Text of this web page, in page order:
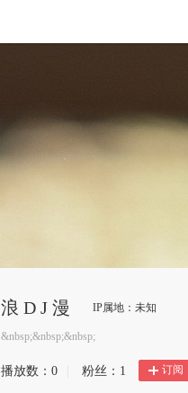
浪 D J 漫 IP属地：未知
&nbsp;&nbsp;&nbsp;
播放数： 0 粉丝： 1 订阅